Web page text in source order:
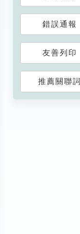
錯誤通報
友善列印
推薦關聯詞